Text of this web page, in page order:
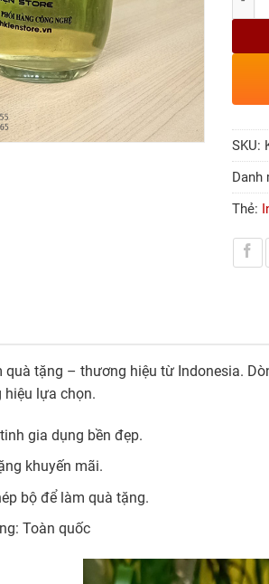
SKU:
Danh
Thẻ:
quà tặng – thương hiệu từ Indonesia.
lựa chọn.
gia dụng bền đẹp.
khuyến mãi.
bộ để làm quà tặng.
Toàn quốc